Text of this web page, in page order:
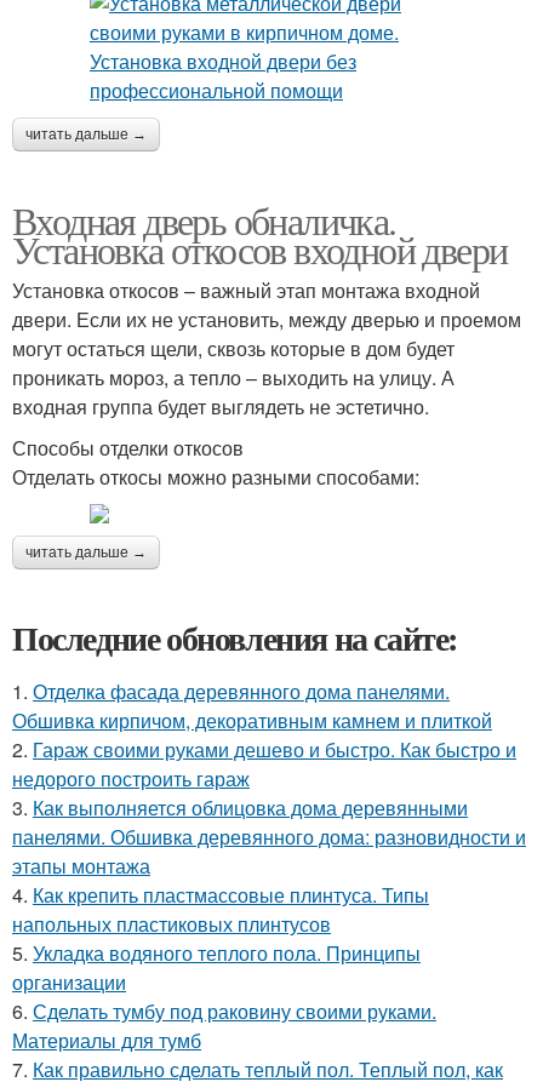
читать дальше →
Входная дверь обналичка.
Установка откосов входной двери
Установка откосов – важный этап монтажа входной
двери. Если их не установить, между дверью и проемом
могут остаться щели, сквозь которые в дом будет
проникать мороз, а тепло – выходить на улицу. А
входная группа будет выглядеть не эстетично.
Способы отделки откосов
Отделать откосы можно разными способами:
читать дальше →
Последние обновления на сайте:
1. Отделка фасада деревянного дома панелями.
Обшивка кирпичом, декоративным камнем и плиткой
2. Гараж своими руками дешево и быстро. Как быстро и
недорого построить гараж
3. Как выполняется облицовка дома деревянными
панелями. Обшивка деревянного дома: разновидности и
этапы монтажа
4. Как крепить пластмассовые плинтуса. Типы
напольных пластиковых плинтусов
5. Укладка водяного теплого пола. Принципы
организации
6. Сделать тумбу под раковину своими руками.
Материалы для тумб
7. Как правильно сделать теплый пол. Теплый пол, как